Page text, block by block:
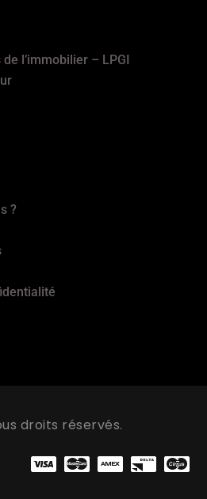
l’immobilier – LPGI
?
droits réservés.